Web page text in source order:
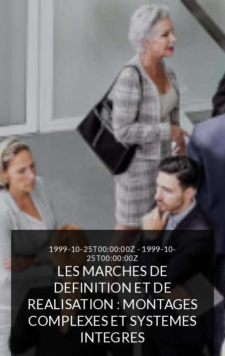
1999-10-25T00:00:00Z - 1999-10-
25T00:00:00Z
LES MARCHES DE
DEFINITION ET DE
REALISATION : MONTAGES
COMPLEXES ET SYSTEMES
INTEGRES